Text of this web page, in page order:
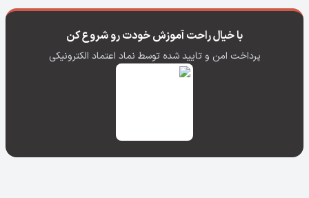
با خیال راحت آموزش خودت رو شروع کن
پرداخت امن و تایید شده توسط نماد اعتماد الکترونیکی